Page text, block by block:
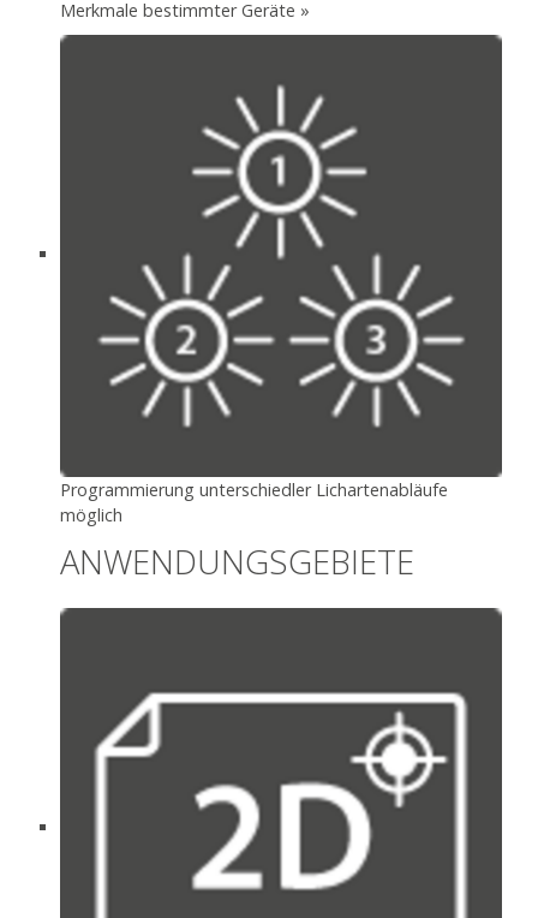
Merkmale bestimmter Geräte »
Programmierung unterschiedler Lichartenabläufe
möglich
ANWENDUNGSGEBIETE